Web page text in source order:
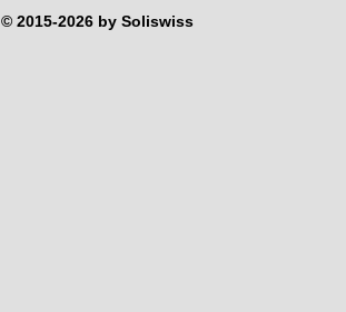
© 2015-2026 by Soliswiss